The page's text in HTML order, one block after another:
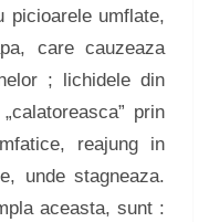
picioarele umflate,
care cauzeaza
; lichidele din
prin
reajung in
unde stagneaza.
aceasta, sunt :